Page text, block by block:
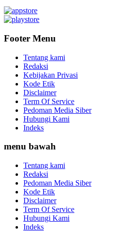
Footer Menu
Tentang kami
Redaksi
Kebijakan Privasi
Kode Etik
Disclaimer
Term Of Service
Pedoman Media Siber
Hubungi Kami
Indeks
menu bawah
Tentang kami
Redaksi
Pedoman Media Siber
Kode Etik
Disclaimer
Term Of Service
Hubungi Kami
Indeks